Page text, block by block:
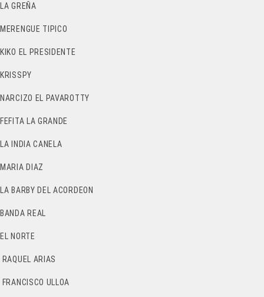
LA GREÑA
MERENGUE TIPICO
KIKO EL PRESIDENTE
KRISSPY
NARCIZO EL PAVAROTTY
FEFITA LA GRANDE
LA INDIA CANELA
MARIA DIAZ
LA BARBY DEL ACORDEON
BANDA REAL
EL NORTE
RAQUEL ARIAS
FRANCISCO ULLOA